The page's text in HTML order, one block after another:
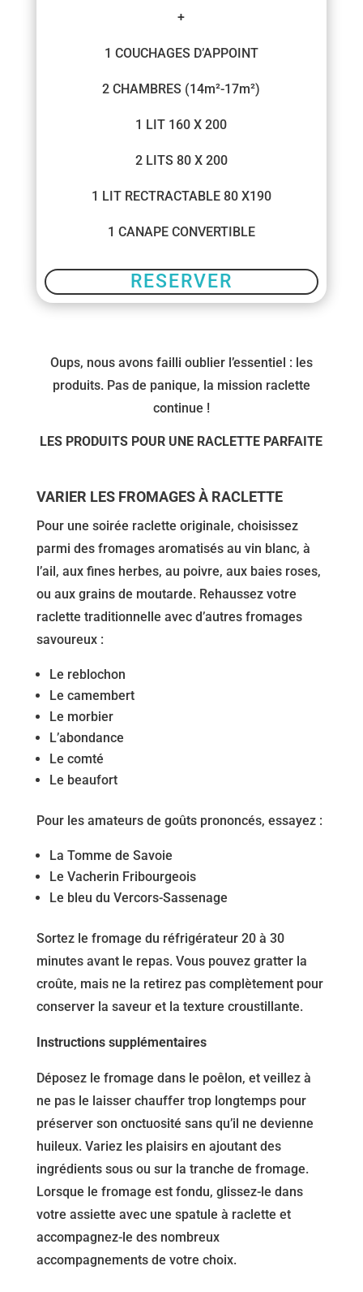
+
1 COUCHAGES D’APPOINT
2 CHAMBRES (14m²-17m²)
1 LIT 160 X 200
2 LITS 80 X 200
1 LIT RECTRACTABLE 80 X190
1 CANAPE CONVERTIBLE
RESERVER
Oups, nous avons failli oublier l’essentiel : les
produits. Pas de panique, la mission raclette
continue !
LES PRODUITS POUR UNE RACLETTE PARFAITE
VARIER LES FROMAGES À RACLETTE
Pour une soirée raclette originale, choisissez
parmi des fromages aromatisés au vin blanc, à
l’ail, aux fines herbes, au poivre, aux baies roses,
ou aux grains de moutarde. Rehaussez votre
raclette traditionnelle avec d’autres fromages
savoureux :
Le reblochon
Le camembert
Le morbier
L’abondance
Le comté
Le beaufort
Pour les amateurs de goûts prononcés, essayez :
La Tomme de Savoie
Le Vacherin Fribourgeois
Le bleu du Vercors-Sassenage
Sortez le fromage du réfrigérateur 20 à 30
minutes avant le repas. Vous pouvez gratter la
croûte, mais ne la retirez pas complètement pour
conserver la saveur et la texture croustillante.
Instructions supplémentaires
Déposez le fromage dans le poêlon, et veillez à
ne pas le laisser chauffer trop longtemps pour
préserver son onctuosité sans qu’il ne devienne
huileux. Variez les plaisirs en ajoutant des
ingrédients sous ou sur la tranche de fromage.
Lorsque le fromage est fondu, glissez-le dans
votre assiette avec une spatule à raclette et
accompagnez-le des nombreux
accompagnements de votre choix.